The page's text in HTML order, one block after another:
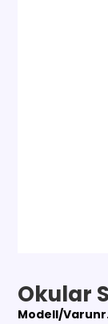
Okular
Modell/